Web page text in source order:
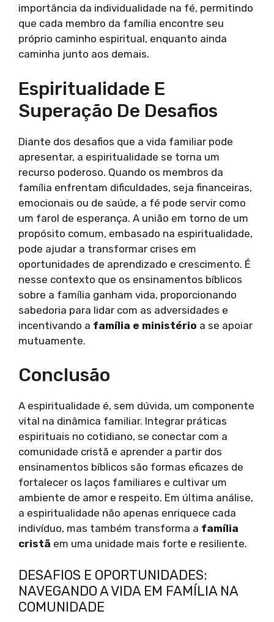
importância da individualidade na fé, permitindo
que cada membro da família encontre seu
próprio caminho espiritual, enquanto ainda
caminha junto aos demais.
Espiritualidade E
Superação De Desafios
Diante dos desafios que a vida familiar pode
apresentar, a espiritualidade se torna um
recurso poderoso. Quando os membros da
família enfrentam dificuldades, seja financeiras,
emocionais ou de saúde, a fé pode servir como
um farol de esperança. A união em torno de um
propósito comum, embasado na espiritualidade,
pode ajudar a transformar crises em
oportunidades de aprendizado e crescimento. É
nesse contexto que os ensinamentos bíblicos
sobre a família ganham vida, proporcionando
sabedoria para lidar com as adversidades e
incentivando a família e ministério a se apoiar
mutuamente.
Conclusão
A espiritualidade é, sem dúvida, um componente
vital na dinâmica familiar. Integrar práticas
espirituais no cotidiano, se conectar com a
comunidade cristã e aprender a partir dos
ensinamentos bíblicos são formas eficazes de
fortalecer os laços familiares e cultivar um
ambiente de amor e respeito. Em última análise,
a espiritualidade não apenas enriquece cada
indivíduo, mas também transforma a família
cristã em uma unidade mais forte e resiliente.
DESAFIOS E OPORTUNIDADES:
NAVEGANDO A VIDA EM FAMÍLIA NA
COMUNIDADE